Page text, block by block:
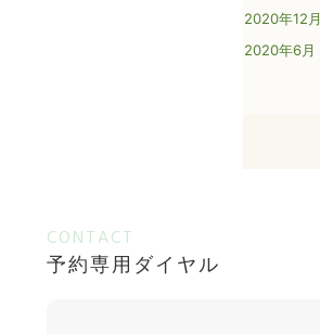
タップでお電話可能です。
2020年12月
2020年6月
CONTACT
予約専用ダイヤル